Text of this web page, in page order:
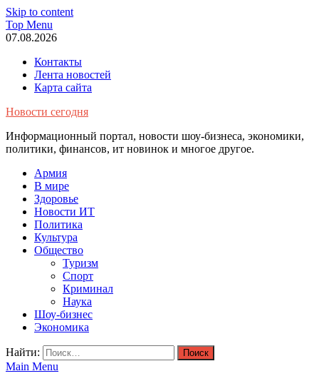
Skip to content
Top Menu
07.08.2026
Контакты
Лента новостей
Карта сайта
Новости сегодня
Информационный портал, новости шоу-бизнеса, экономики,
политики, финансов, ит новинок и многое другое.
Армия
В мире
Здоровье
Новости ИТ
Политика
Культура
Общество
Туризм
Спорт
Криминал
Наука
Шоу-бизнес
Экономика
Найти:
Main Menu